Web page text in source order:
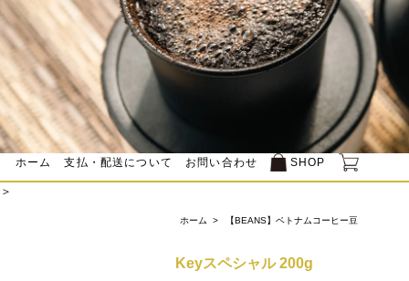
ホーム 支払・配送について お問い合わせ SHOP
＞
ホーム > 【BEANS】ベトナムコーヒー豆
Keyスペシャル 200g